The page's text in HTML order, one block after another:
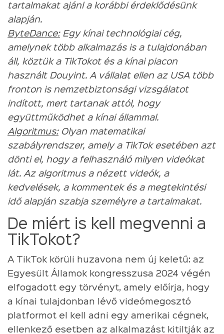
tartalmakat ajánl a korábbi érdeklődésünk
alapján.
ByteDance:Egy kínai technológiai cég,
amelynek több alkalmazás is a tulajdonában
áll, köztük a TikTokot és a kínai piacon
használt Douyint. A vállalat ellen az USA több
fronton is nemzetbiztonsági vizsgálatot
indított, mert tartanak attól, hogy
együttműködhet a kínai állammal.
Algoritmus:Olyan matematikai
szabályrendszer, amely a TikTok esetében azt
dönti el, hogy a felhasználó milyen videókat
lát. Az algoritmus a nézett videók, a
kedvelések, a kommentek és a megtekintési
idő alapján szabja személyre a tartalmakat.
De miért is kell megvenni a
TikTokot?
A TikTok körüli huzavona nem új keletű: az
Egyesült Államok kongresszusa 2024 végén
elfogadott egy törvényt, amely előírja, hogy
a kínai tulajdonban lévő videómegosztó
platformot el kell adni egy amerikai cégnek,
ellenkező esetben az alkalmazást kitiltják az